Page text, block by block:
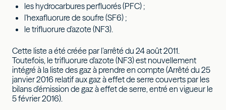
les hydrocarbures perfluorés (PFC) ;
l'hexafluorure de soufre (SF6) ;
le trifluorure d'azote (NF3).
Cette liste a été créée par l’arrêté du 24 août 2011.
Toutefois, le trifluorure d'azote (NF3) est nouvellement
intégré à la liste des gaz à prendre en compte (Arrêté du 25
janvier 2016 relatif aux gaz à effet de serre couverts par les
bilans d'émission de gaz à effet de serre, entré en vigueur le
5 février 2016).